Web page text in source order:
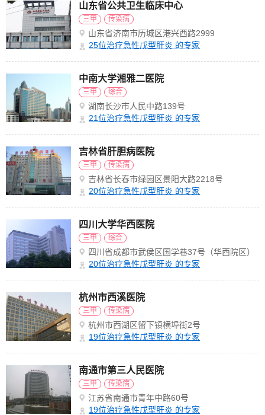
山东省公共卫生临床中心
三甲 传染病
山东省济南市历城区港兴西路2999
25位治疗急性戊型肝炎 的专家
中南大学湘雅二医院
三甲 综合
湖南长沙市人民中路139号
21位治疗急性戊型肝炎 的专家
吉林省肝胆病医院
三甲 传染病
吉林省长春市绿园区景阳大路2218号
20位治疗急性戊型肝炎 的专家
四川大学华西医院
三甲 综合
四川省成都市武侯区国学巷37号（华西院区）
20位治疗急性戊型肝炎 的专家
杭州市西溪医院
三甲 传染病
杭州市西湖区留下镇横埠街2号
19位治疗急性戊型肝炎 的专家
南通市第三人民医院
三甲 传染病
江苏省南通市青年中路60号
19位治疗急性戊型肝炎 的专家